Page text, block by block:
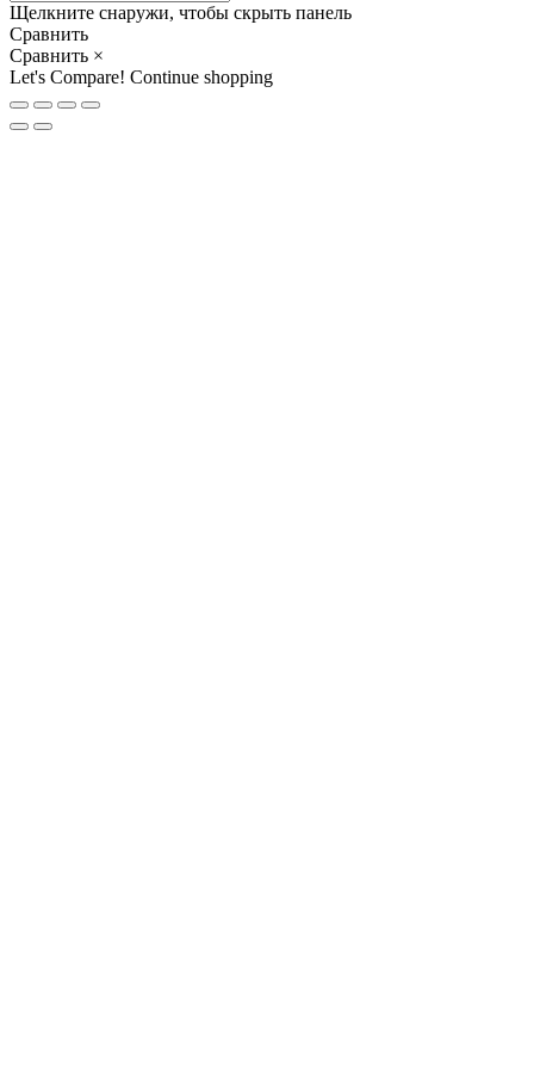
Щелкните снаружи, чтобы скрыть панель
Сравнить
Сравнить ×
Let's Compare! Continue shopping